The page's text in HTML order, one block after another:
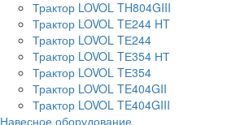
Трактор LOVOL TH804GIII
Трактор LOVOL TЕ244 HT
Трактор LOVOL TЕ244
Трактор LOVOL TЕ354 НТ
Трактор LOVOL TЕ354
Трактор LOVOL TE404GII
Трактор LOVOL TE404GIII
Навесное оборудование